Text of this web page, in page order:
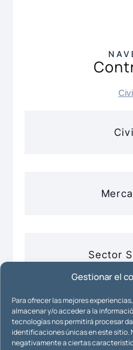
Gestionar el
Para ofrecer las mejores
almacenar y/o acceder a la
tecnologías nos permitirá procesar
identificaciones únicas en este sitio.
negativamente a ciertas
Sector
Nuevas